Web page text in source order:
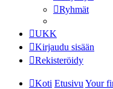
Ryhmät
UKK
Kirjaudu sisään
Rekisteröidy
Koti Etusivu Your